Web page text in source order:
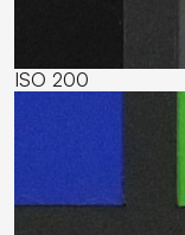
ISO 200